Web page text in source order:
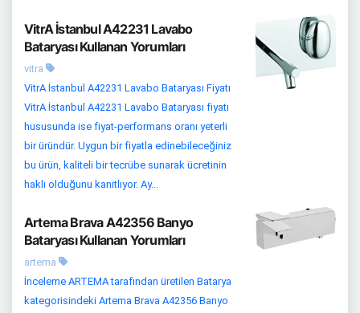
VitrA İstanbul A42231 Lavabo
Bataryası Kullanan Yorumları
vitra
VitrA İstanbul A42231 Lavabo Bataryası Fiyatı
VitrA İstanbul A42231 Lavabo Bataryası fiyatı
hususunda ise fiyat-performans oranı yeterli
bir üründür. Uygun bir fiyatla edinebileceğiniz
bu ürün, kaliteli bir tecrübe sunarak ücretinin
haklı olduğunu kanıtlıyor. Ay...
Artema Brava A42356 Banyo
Bataryası Kullanan Yorumları
artema
İnceleme ARTEMA tarafından üretilen Batarya
kategorisindeki Artema Brava A42356 Banyo